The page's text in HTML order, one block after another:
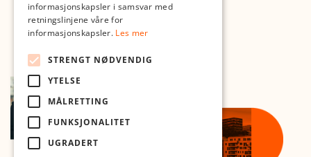
informasjonskapsler i samsvar med
retningslinjene våre for
informasjonskapsler. Les mer
STRENGT NØDVENDIG
YTELSE
MÅLRETTING
FUNKSJONALITET
UGRADERT